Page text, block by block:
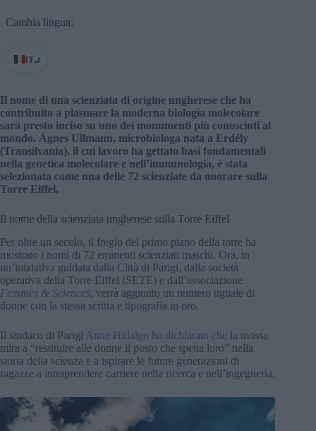
Cambia lingua:
IT
Il nome di una scienziata di origine ungherese che ha
contribuito a plasmare la moderna biologia molecolare
sarà presto inciso su uno dei monumenti più conosciuti al
mondo. Ágnes Ullmann, microbiologa nata a Erdély
(Transilvania), il cui lavoro ha gettato basi fondamentali
nella genetica molecolare e nell’immunologia, è stata
selezionata come una delle 72 scienziate da onorare sulla
Torre Eiffel.
Il nome della scienziata ungherese sulla Torre Eiffel
Per oltre un secolo, il fregio del primo piano della torre ha
mostrato i nomi di 72 eminenti scienziati maschi. Ora, in
un’iniziativa guidata dalla Città di Parigi, dalla società
operativa della Torre Eiffel (SETE) e dall’associazione
Femmes & Sciences, verrà aggiunto un numero uguale di
donne con la stessa scritta e tipografia in oro.
Il sindaco di Parigi Anne Hidalgo ha dichiarato che la mossa
mira a “restituire alle donne il posto che spetta loro” nella
storia della scienza e a ispirare le future generazioni di
ragazze a intraprendere carriere nella ricerca e nell’ingegneria.